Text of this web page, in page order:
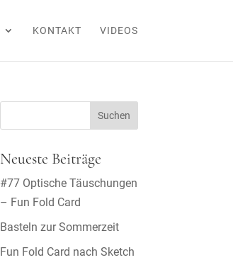
KONTAKT VIDEOS
Neueste Beiträge
#77 Optische Täuschungen
– Fun Fold Card
Basteln zur Sommerzeit
Fun Fold Card nach Sketch